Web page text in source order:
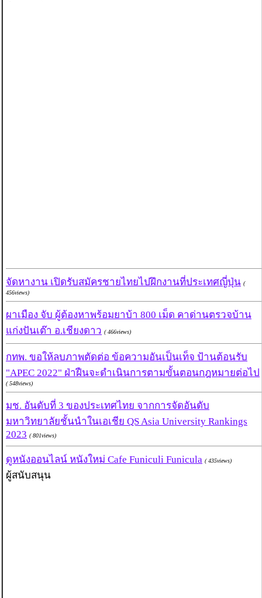
จัดหางาน เปิดรับสมัครชายไทยไปฝึกงานที่ประเทศญี่ปุ่น (
456views)
ผาเมือง จับ ผู้ต้องหาพร้อมยาบ้า 800 เม็ด คาด่านตรวจบ้าน
แก่งปันเต๊า อ.เชียงดาว ( 466views)
กทพ. ขอให้ลบภาพตัดต่อ ข้อความอันเป็นเท็จ ป้านต้อนรับ
"APEC 2022" ฝ่าฝืนจะดำเนินการตามขั้นตอนกฎหมายต่อไป
( 548views)
มช. อันดับที่ 3 ของประเทศไทย จากการจัดอันดับ
มหาวิทยาลัยชั้นนำในเอเชีย QS Asia University Rankings
2023 ( 801views)
ดูหนังออนไลน์ หนังใหม่ Cafe Funiculi Funicula ( 435views)
ผู้สนับสนุน